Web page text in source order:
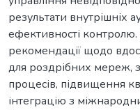
результати внутрішніх
ефективності
рекомендації щодо
для роздрібних мереж,
процесів, підвищення
інтеграцію з